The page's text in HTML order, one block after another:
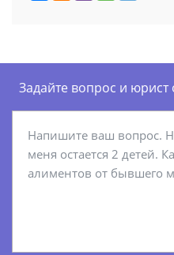
Задайте вопрос и юрист